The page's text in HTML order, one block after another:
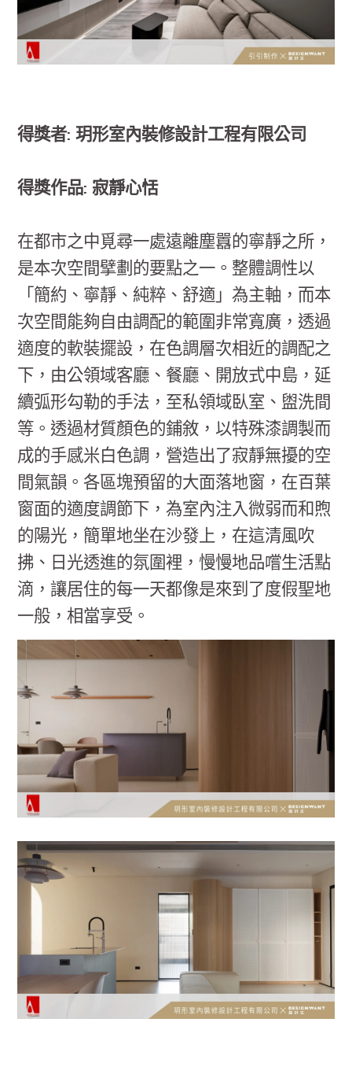
得獎者: 玥形室內裝修設計工程有限公司
得獎作品: 寂靜心恬
在都市之中覓尋一處遠離塵囂的寧靜之所，
是本次空間擘劃的要點之一。整體調性以
「簡約、寧靜、純粹、舒適」為主軸，而本
次空間能夠自由調配的範圍非常寬廣，透過
適度的軟裝擺設，在色調層次相近的調配之
下，由公領域客廳、餐廳、開放式中島，延
續弧形勾勒的手法，至私領域臥室、盥洗間
等。透過材質顏色的鋪敘，以特殊漆調製而
成的手感米白色調，營造出了寂靜無擾的空
間氣韻。各區塊預留的大面落地窗，在百葉
窗面的適度調節下，為室內注入微弱而和煦
的陽光，簡單地坐在沙發上，在這清風吹
拂、日光透進的氛圍裡，慢慢地品嚐生活點
滴，讓居住的每一天都像是來到了度假聖地
一般，相當享受。